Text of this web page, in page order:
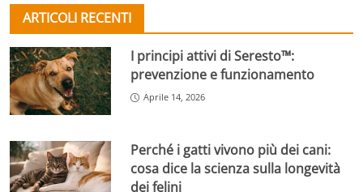
ARTICOLI RECENTI
I principi attivi di Seresto™:
prevenzione e funzionamento
Aprile 14, 2026
Perché i gatti vivono più dei cani:
cosa dice la scienza sulla longevità
dei felini